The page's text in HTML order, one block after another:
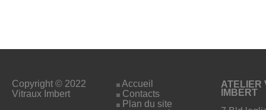
Copyright © 2022
Vitraux Imbert
Accueil
Contacts
Plan du site
ATELIER
IMBERT